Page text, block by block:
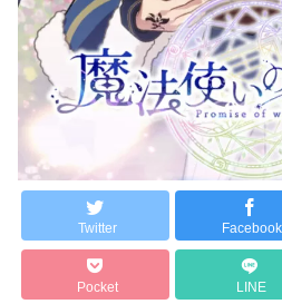
Twitter Facebook
Pocket LINE